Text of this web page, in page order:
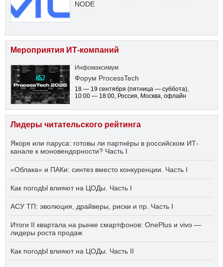
NODE
Мероприятия ИТ-компаний
Инфомаксимум
Форум ProcessTech
18 — 19 сентября (пятница — суббота),
10:00 — 18:00, Россия, Москва, офлайн
Лидеры читательского рейтинга
Якоря или паруса: готовы ли партнёры в российском ИТ-
канале к моновендорности? Часть I
«Облака» и ПАКи: синтез вместо конкуренции. Часть I
Как погодЫ влияют на ЦОДы. Часть I
АСУ ТП: эволюция, драйверы, риски и пр. Часть I
Итоги II квартала на рынке смартфонов: OnePlus и vivo —
лидеры роста продаж
Как погодЫ влияют на ЦОДы. Часть II